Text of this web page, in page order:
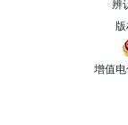
辨
增值